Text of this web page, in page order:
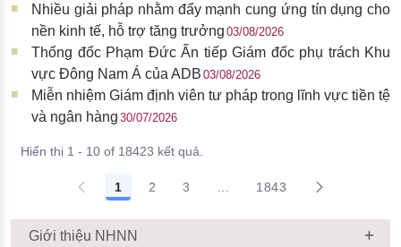
Nhiều giải pháp nhằm đẩy mạnh cung ứng tín dụng cho
nền kinh tế, hỗ trợ tăng trưởng 03/08/2026
Thống đốc Phạm Đức Ấn tiếp Giám đốc phụ trách Khu
vực Đông Nam Á của ADB 03/08/2026
Miễn nhiệm Giám định viên tư pháp trong lĩnh vực tiền tệ
và ngân hàng 30/07/2026
Hiển thị 1 - 10 of 18423 kết quả.
1 2 3 1843
Giới thiệu NHNN